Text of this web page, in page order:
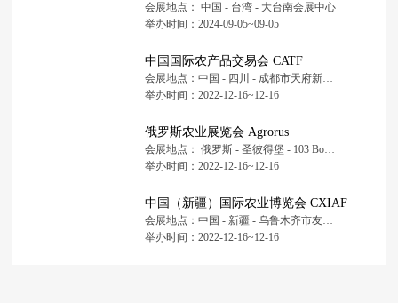
会展地点： 中国 - 台湾 - 大台南会展中心
举办时间：2024-09-05~09-05
中国国际农产品交易会 CATF
会展地点：中国 - 四川 - 成都市天府新区福州路东段88号 - 中国西部国际博览城
举办时间：2022-12-16~12-16
俄罗斯农业展览会 Agrorus
会展地点： 俄罗斯 - 圣彼得堡 - 103 Bolshoy Prospect St. Petersburg, 199106 - 圣彼得堡会展中心
举办时间：2022-12-16~12-16
中国（新疆）国际农业博览会 CXIAF
会展地点：中国 - 新疆 - 乌鲁木齐市友好北路167号 - 新疆国际会展中心
举办时间：2022-12-16~12-16